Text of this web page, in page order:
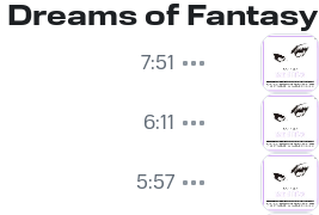
Dreams of Fantasy
7:51
6:11
5:57